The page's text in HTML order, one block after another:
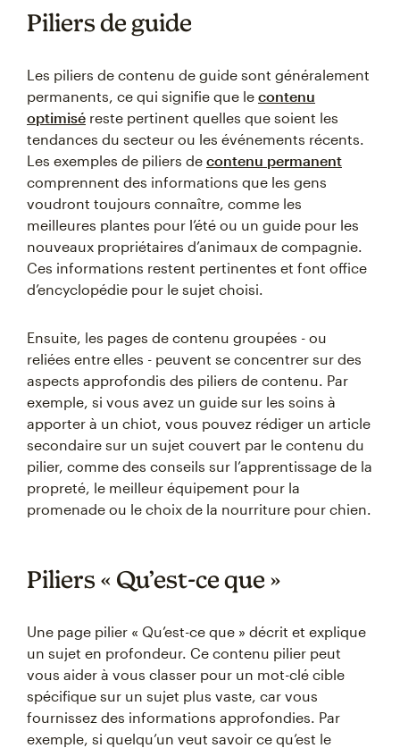
Piliers de guide
Les piliers de contenu de guide sont généralement
permanents, ce qui signifie que le contenu
optimisé reste pertinent quelles que soient les
tendances du secteur ou les événements récents.
Les exemples de piliers de contenu permanent
comprennent des informations que les gens
voudront toujours connaître, comme les
meilleures plantes pour l’été ou un guide pour les
nouveaux propriétaires d’animaux de compagnie.
Ces informations restent pertinentes et font office
d’encyclopédie pour le sujet choisi.
Ensuite, les pages de contenu groupées - ou
reliées entre elles - peuvent se concentrer sur des
aspects approfondis des piliers de contenu. Par
exemple, si vous avez un guide sur les soins à
apporter à un chiot, vous pouvez rédiger un article
secondaire sur un sujet couvert par le contenu du
pilier, comme des conseils sur l’apprentissage de la
propreté, le meilleur équipement pour la
promenade ou le choix de la nourriture pour chien.
Piliers « Qu’est-ce que »
Une page pilier « Qu’est-ce que » décrit et explique
un sujet en profondeur. Ce contenu pilier peut
vous aider à vous classer pour un mot-clé cible
spécifique sur un sujet plus vaste, car vous
fournissez des informations approfondies. Par
exemple, si quelqu’un veut savoir ce qu’est le